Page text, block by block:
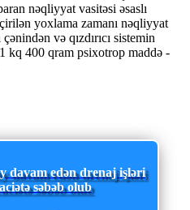
nəqliyyat vasitəsi əsaslı
yoxlama zamanı nəqliyyat
və qızdırıcı sistemin
kq 400 qram psixotrop maddə -
davam edən drenaj işləri
səbəb olub